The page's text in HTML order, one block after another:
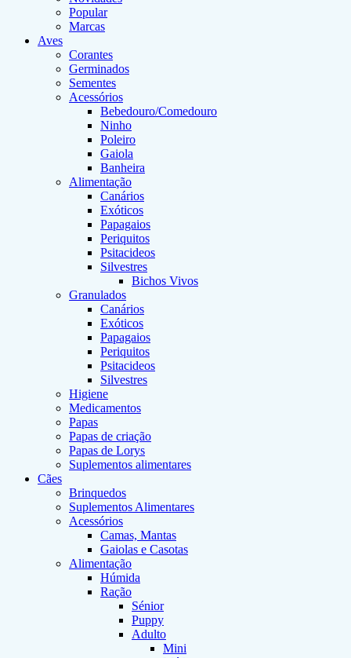
Popular
Marcas
Aves
Corantes
Germinados
Sementes
Acessórios
Bebedouro/Comedouro
Ninho
Poleiro
Gaiola
Banheira
Alimentação
Canários
Exóticos
Papagaios
Periquitos
Psitacideos
Silvestres
Bichos Vivos
Granulados
Canários
Exóticos
Papagaios
Periquitos
Psitacideos
Silvestres
Higiene
Medicamentos
Papas
Papas de criação
Papas de Lorys
Suplementos alimentares
Cães
Brinquedos
Suplementos Alimentares
Acessórios
Camas, Mantas
Gaiolas e Casotas
Alimentação
Húmida
Ração
Sénior
Puppy
Adulto
Mini